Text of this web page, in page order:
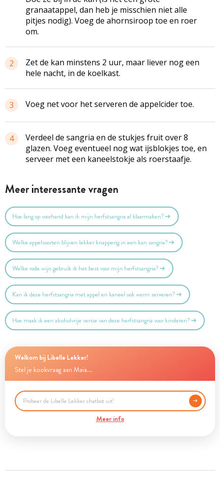
granaatappel, dan heb je misschien niet alle
pitjes nodig). Voeg de ahornsiroop toe en roer
om.
2
Zet de kan minstens 2 uur, maar liever nog een
hele nacht, in de koelkast.
3 Voeg net voor het serveren de appelcider toe.
4
Verdeel de sangria en de stukjes fruit over 8
glazen. Voeg eventueel nog wat ijsblokjes toe, en
serveer met een kaneelstokje als roerstaafje.
Meer interessante vragen
Hoe lang op voorhand kan ik mijn herfstsangria al klaarmaken?
Welke appelsoorten blijven lekker knapperig in een kan sangria?
Welke rode wijn gebruik ik het best voor mijn herfstsangria?
Kan ik deze herfstsangria met appel en kaneel ook warm serveren?
Hoe maak ik een alcoholvrije versie van deze herfstsangria voor kinderen?
Welkom bij Libelle Lekker!
Stel je kookvraag aan Maia...
Meer info